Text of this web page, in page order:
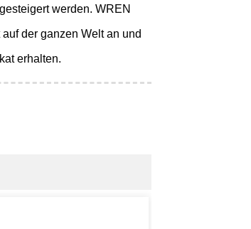
werden. WREN
der ganzen Welt an und
erhalten.